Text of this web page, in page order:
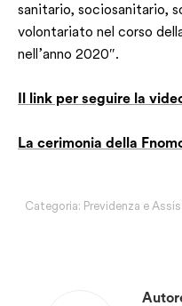
sanitario, sociosanitario,
volontariato nel corso
nell’anno 2020″.
Il link per seguire la
La cerimonia della
Categoria: Previdenza e